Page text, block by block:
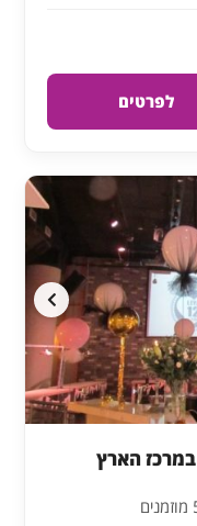
לפרטים
במרכז הארץ